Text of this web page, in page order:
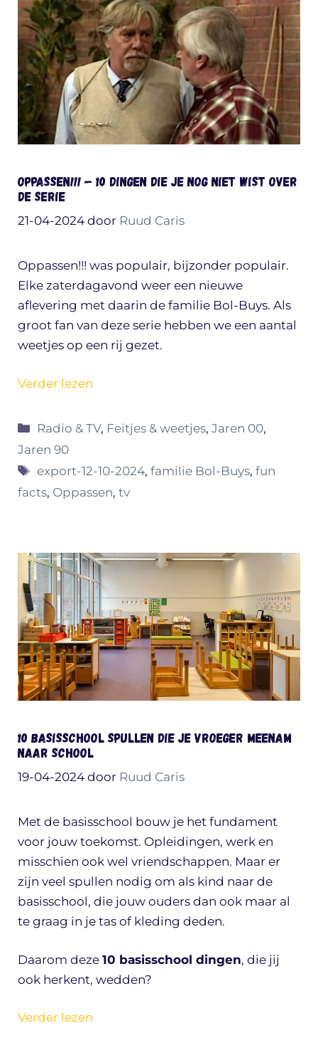
Oppassen!!! – 10 dingen die je nog niet wist over
de serie
21-04-2024 door Ruud Caris
Oppassen!!! was populair, bijzonder populair.
Elke zaterdagavond weer een nieuwe
aflevering met daarin de familie Bol-Buys. Als
groot fan van deze serie hebben we een aantal
weetjes op een rij gezet.
Verder lezen
Categorieën
Radio & TV, Feitjes & weetjes,Jaren 00,
Jaren 90
Tags
export-12-10-2024,familie Bol-Buys,fun
facts, Oppassen, tv
10 basisschool spullen die je vroeger meenam
naar school
19-04-2024 door Ruud Caris
Met de basisschool bouw je het fundament
voor jouw toekomst. Opleidingen, werk en
misschien ook wel vriendschappen. Maar er
zijn veel spullen nodig om als kind naar de
basisschool, die jouw ouders dan ook maar al
te graag in je tas of kleding deden.
Daarom deze 10 basisschool dingen, die jij
ook herkent, wedden?
Verder lezen